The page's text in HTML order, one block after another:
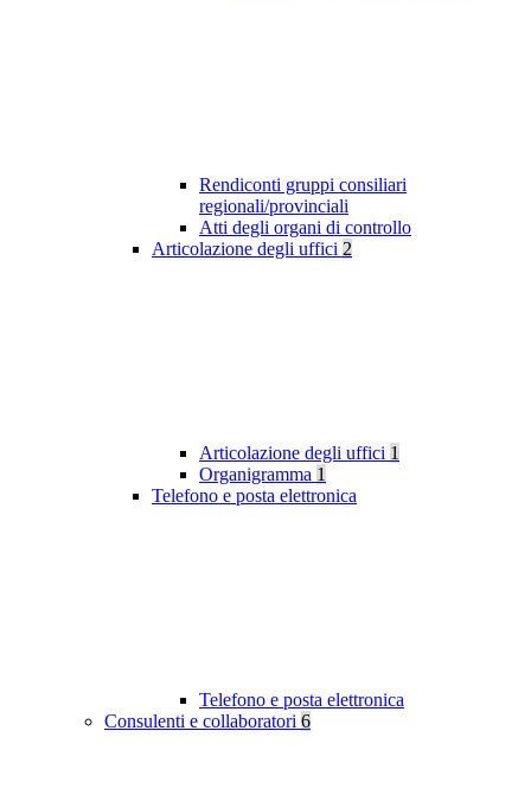
Rendiconti gruppi consiliari
regionali/provinciali
Atti degli organi di controllo
Articolazione degli uffici 2
Articolazione degli uffici 1
Organigramma 1
Telefono e posta elettronica
Telefono e posta elettronica
Consulenti e collaboratori 6